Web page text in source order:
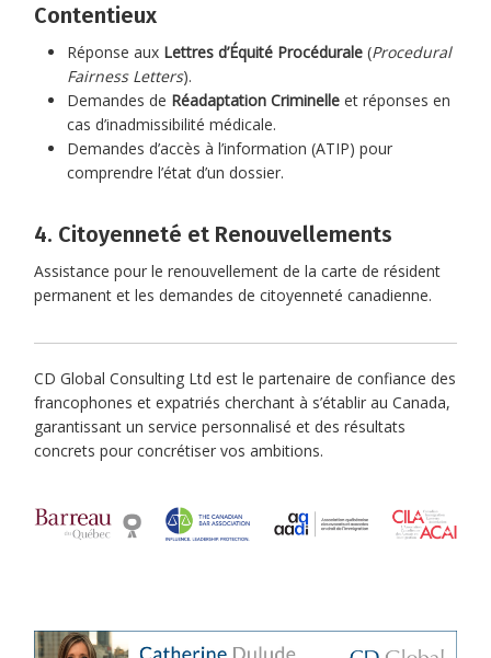
Contentieux
Réponse aux Lettres d’Équité Procédurale (Procedural
Fairness Letters).
Demandes de Réadaptation Criminelle et réponses en
cas d’inadmissibilité médicale.
Demandes d’accès à l’information (ATIP) pour
comprendre l’état d’un dossier.
4. Citoyenneté et Renouvellements
Assistance pour le renouvellement de la carte de résident
permanent et les demandes de citoyenneté canadienne.
CD Global Consulting Ltd est le partenaire de confiance des
francophones et expatriés cherchant à s’établir au Canada,
garantissant un service personnalisé et des résultats
concrets pour concrétiser vos ambitions.